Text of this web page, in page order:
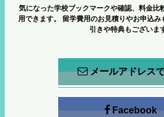
気になった学校ブックマークや確認、料金比
用できます。
留学費用のお見積りやお申込み
引きや特典もございま
メールアドレス
Facebook